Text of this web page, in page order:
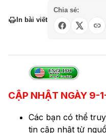
In bài viết
Chia sẻ:
CẬP NHẬT NGÀY 9-
Các bạn có thể
tin cập nhật từ